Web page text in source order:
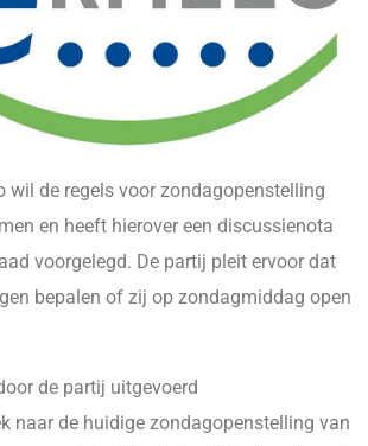
wil de regels voor zondagopenstelling
en heeft hierover een discussienota
voorgelegd. De partij pleit ervoor dat
bepalen of zij op zondagmiddag open
de partij uitgevoerd
naar de huidige zondagopenstelling van